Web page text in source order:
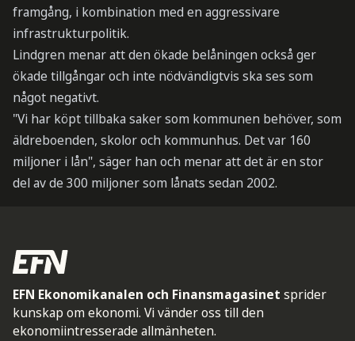
framgång, i kombination med en aggressivare
infrastrukturpolitik.
Lindgren menar att den ökade belåningen också ger
ökade tillgångar och inte nödvändigtvis ska ses som
något negativt.
"Vi har köpt tillbaka saker som kommunen behöver, som
äldreboenden, skolor och kommunhus. Det var 160
miljoner i lån", säger han och menar att det är en stor
del av de 300 miljoner som lånats sedan 2002.
EFN Ekonomikanalen och Finansmagasinet sprider
kunskap om ekonomi. Vi vänder oss till den
ekonomiintresserade allmänheten.